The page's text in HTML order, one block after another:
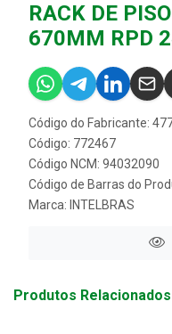
RACK DE
670MM RPD
Código do Fabricante:
Código: 772467
Código NCM: 94032090
Código de Barras do
Marca: INTELBRAS
Produtos Relacionados